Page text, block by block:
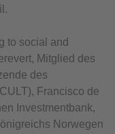
to social and
Mitglied des
des
Francisco de
Investmentbank,
Norwegen